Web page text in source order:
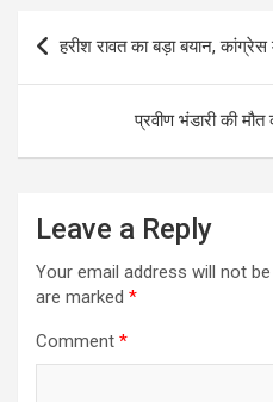
Post
navigation
हरीश रावत का बड़ा बयान,
प्रवीण भंडारी की
Leave a Reply
Your email address will not be
are marked *
Comment *